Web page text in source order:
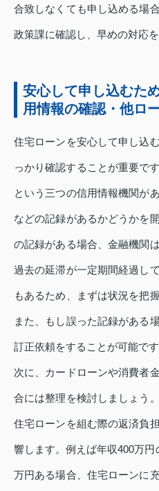
合致しなくても申し込める場
政策課に確認し、早めの対応を
安心して申し込むた
用情報の確認・他ロ
住宅ローンを安心して申し込
っかり確認することが重要で
という三つの信用情報機関が
などの記録があるかどうかを
の記録がある場合、金融機関
過去の延滞が一定期間経過し
もあるため、まずは状況を把
また、もし誤った記録がある
訂正依頼をすることが可能です
次に、カードローンや消費者
合には整理を検討しましょう
住宅ローンを組む際の返済負
響します。例えば年収400万
万円ある場合、住宅ローンに